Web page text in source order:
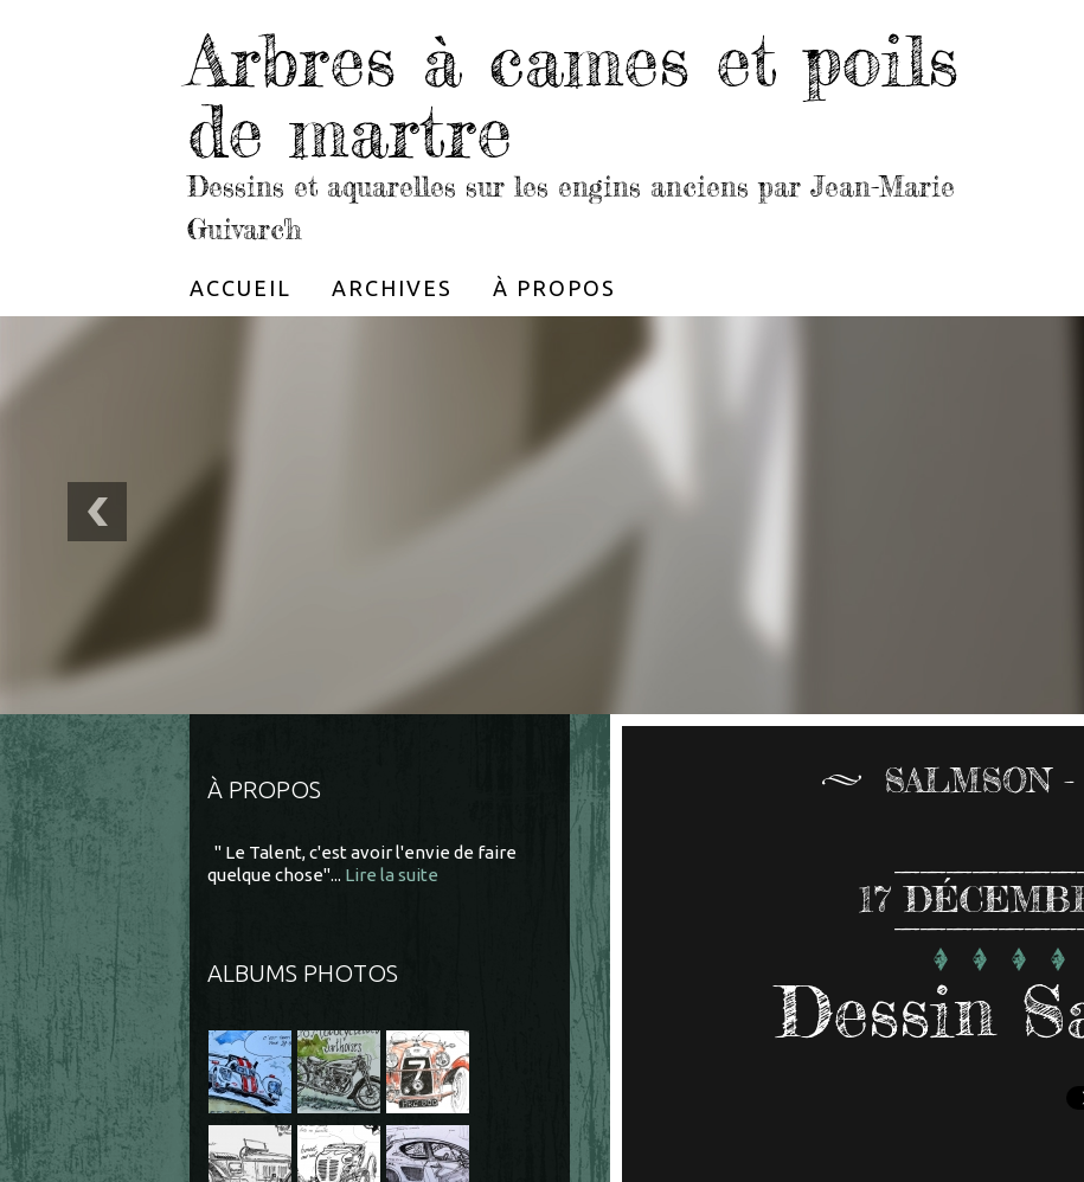
Arbres à cames et poils
de martre
Dessins et aquarelles sur les engins anciens par Jean-Marie
Guivarc'h
ACCUEIL ARCHIVES À PROPOS
À PROPOS
" Le Talent, c'est avoir l'envie de faire
quelque chose"... Lire la suite
ALBUMS PHOTOS
SALMSON
17
Dessin